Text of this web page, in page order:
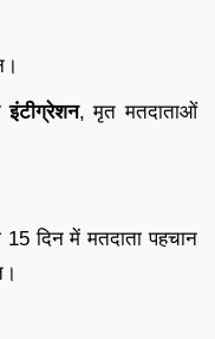
इंटीग्रेशन, मृत मतदाताओं
दिन में मतदाता पहचान